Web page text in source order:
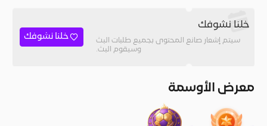
خلنا نشوفك
سيتم إشعار صانع المحتوى بجميع طلبات البث
وسيقوم البث.
خلنا نشوفك
معرض الأوسمة